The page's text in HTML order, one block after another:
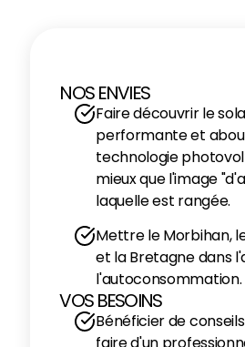
NOS ENVIES
Faire découvrir le
performante et
technologie
mieux que l'image
laquelle est rangée.
Mettre le Morbihan,
et la Bretagne dans
l'autoconsommation.
VOS BESOINS
Bénéficier de